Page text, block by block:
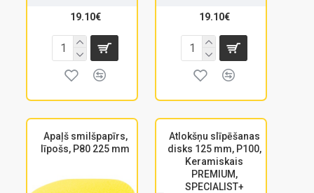
19.10€ 19.10€
Apaļš smilšpapīrs,
līpošs, P80 225 mm
Atlokšņu slīpēšanas
disks 125 mm, P100,
Keramiskais
PREMIUM,
SPECIALIST+